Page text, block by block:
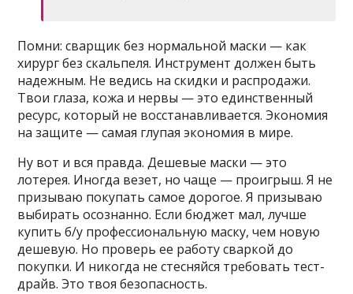
Помни: сварщик без нормальной маски — как
хирург без скальпеля. Инструмент должен быть
надежным. Не ведись на скидки и распродажи.
Твои глаза, кожа и нервы — это единственный
ресурс, который не восстанавливается. Экономия
на защите — самая глупая экономия в мире.
Ну вот и вся правда. Дешевые маски — это
лотерея. Иногда везет, но чаще — проигрыш. Я не
призываю покупать самое дорогое. Я призываю
выбирать осознанно. Если бюджет мал, лучше
купить б/у профессиональную маску, чем новую
дешевую. Но проверь ее работу сваркой до
покупки. И никогда не стесняйся требовать тест-
драйв. Это твоя безопасность.